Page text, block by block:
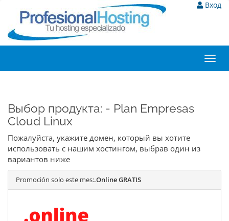
Вход
Выбор продукта: - Plan Empresas
Cloud Linux
Пожалуйста, укажите домен, который вы хотите
использовать с нашим хостингом, выбрав один из
вариантов ниже
Promoción solo este mes:.Online GRATIS